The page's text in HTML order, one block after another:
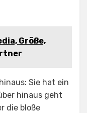
Größe,
Sie hat ein
hinaus geht
die bloße